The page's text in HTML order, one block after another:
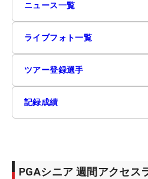
ニュース一覧
ライブフォト一覧
ツアー登録選手
記録成績
PGAシニア 週間アクセス